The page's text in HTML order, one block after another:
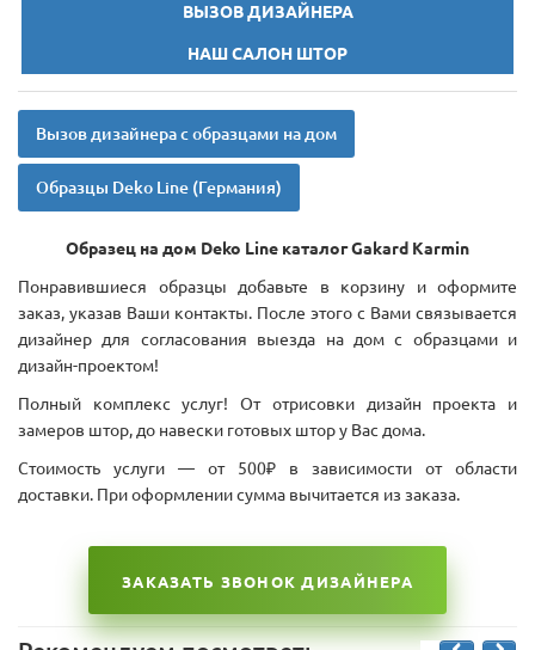
ВЫЗОВ ДИЗАЙНЕРА
НАШ САЛОН ШТОР
Вызов дизайнера с образцами на дом
Образцы Deko Line (Германия)
Образец на дом Deko Line каталог Gakard Karmin
Понравившиеся образцы добавьте в корзину и оформите
заказ, указав Ваши контакты. После этого с Вами связывается
дизайнер для согласования выезда на дом с образцами и
дизайн-проектом!
Полный комплекс услуг! От отрисовки дизайн проекта и
замеров штор, до навески готовых штор у Вас дома.
Стоимость услуги — от 500₽ в зависимости от области
доставки. При оформлении сумма вычитается из заказа.
ЗАКАЗАТЬ ЗВОНОК ДИЗАЙНЕРА